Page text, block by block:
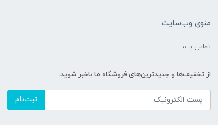
منوی وب‌سایت
تماس با ما
از تخفیف‌ها و جدیدترین‌های فروشگاه ما باخبر شوید:
ثبت‌نام